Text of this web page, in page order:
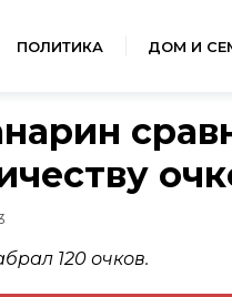
ПОЛИТИКА ДОМ И
120 очков.